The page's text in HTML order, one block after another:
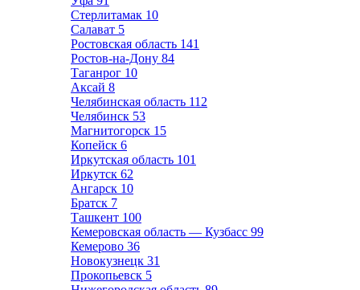
Стерлитамак 10
Салават 5
Ростовская область 141
Ростов-на-Дону 84
Таганрог 10
Аксай 8
Челябинская область 112
Челябинск 53
Магнитогорск 15
Копейск 6
Иркутская область 101
Иркутск 62
Ангарск 10
Братск 7
Ташкент 100
Кемеровская область — Кузбасс 99
Кемерово 36
Новокузнецк 31
Прокопьевск 5